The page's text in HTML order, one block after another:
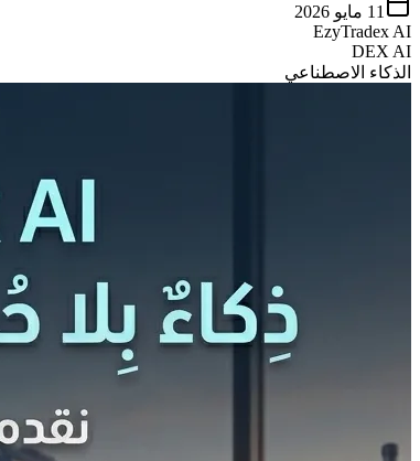
11 مايو 2026
EzyTradex AI
DEX AI
الذكاء الاصطناعي